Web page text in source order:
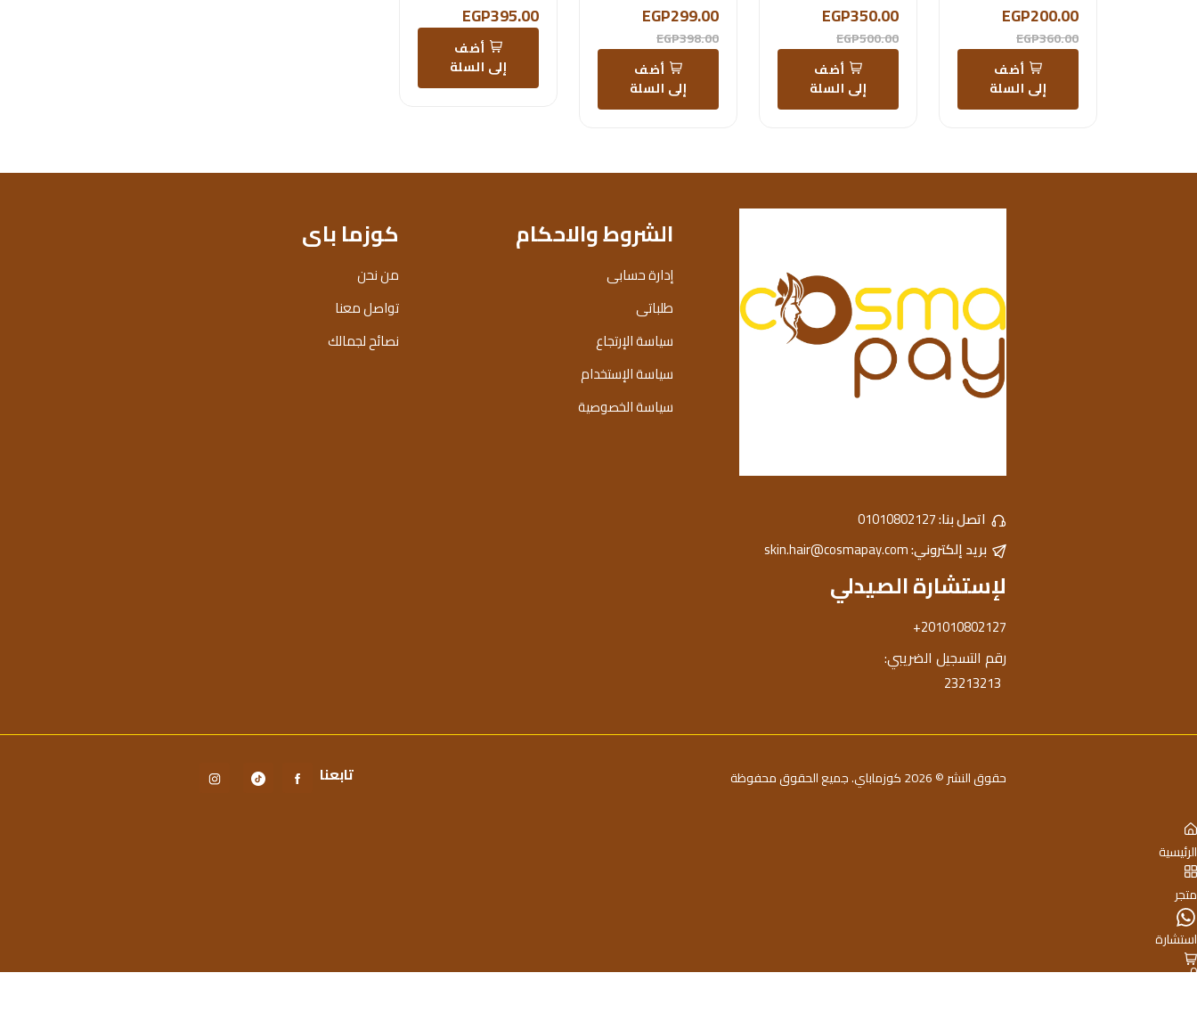
EGP200.00
EGP360.00
أضف
إلى السلة
EGP350.00
EGP500.00
أضف
إلى السلة
EGP299.00
EGP398.00
أضف
إلى السلة
EGP395.00
أضف
إلى السلة
اتصل بنا:01010802127
بريد إلكتروني:skin.hair@cosmapay.com
الشروط والاحكام
إدارة حسابى
طلباتى
سياسة الإرتجاع
سياسة الإستخدام
سياسة الخصوصية
كوزما باى
من نحن
تواصل معنا
نصائح لجمالك
لإستشارة الصيدلي
+201010802127
رقم التسجيل الضريبي:
23213213
حقوق النشر © 2026 كوزماباي. جميع الحقوق محفوظة تابعنا
الرئيسية
متجر
استشارة
0